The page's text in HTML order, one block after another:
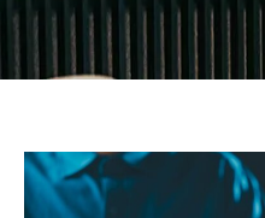
MONTE SUA